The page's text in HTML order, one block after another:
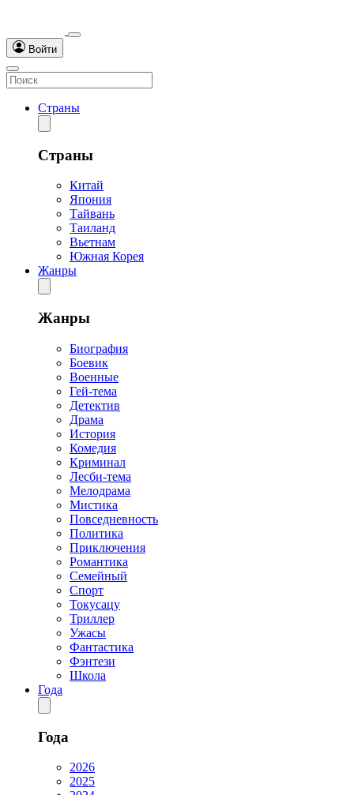
Войти
Страны
Страны
Китай
Япония
Тайвань
Таиланд
Вьетнам
Южная Корея
Жанры
Жанры
Биография
Боевик
Военные
Гей-тема
Детектив
Драма
История
Комедия
Криминал
Лесби-тема
Мелодрама
Мистика
Повседневность
Политика
Приключения
Романтика
Семейный
Спорт
Токусацу
Триллер
Ужасы
Фантастика
Фэнтези
Школа
Года
Года
2026
2025